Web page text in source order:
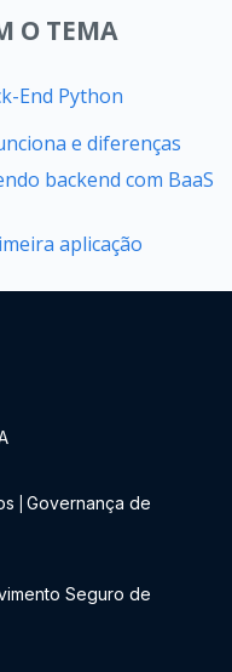
O TEMA
End Python
e diferenças
backend com BaaS
aplicação
Governança de
Seguro de